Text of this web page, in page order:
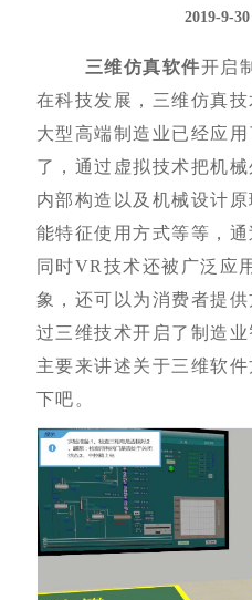
2019-9-
三维仿真软件开启
在科技发展，三维仿真
大型高端制造业已经应
了，通过虚拟技术把机
内部构造以及机械设计
能特征使用方式等等，通
同时VR技术还被广泛应
象，还可以为消费者提
过三维技术开启了制造
主要来讲述关于三维软
下吧。